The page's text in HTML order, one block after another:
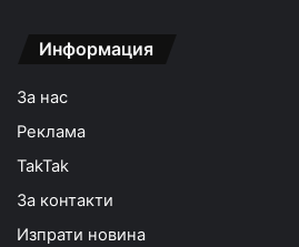
Информация
За нас
Реклама
TakTak
За контакти
Изпрати новина